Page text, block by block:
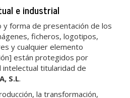
e industrial
y forma de presentación de los
ficheros, logotipos,
y cualquier elemento
están protegidos por
titularidad de
S.L.
la transformación,